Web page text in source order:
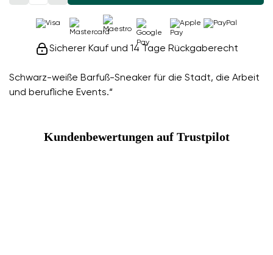
Schwarz-weiße Barfuß-Sneaker für die Stadt, die Arbeit
und berufliche Events.“
Sicherer Kauf und 14 Tage Rückgaberecht
Kundenbewertungen auf Trustpilot